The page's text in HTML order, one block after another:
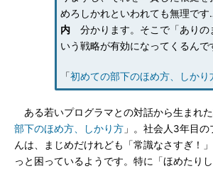
めろしかれといわれても無理です
内分かります。そこで「ありの
いう戦略が有効になってくるんで
「初めての部下のほめ方、しかり
ある若いプログラマとの対話から生まれ
部下のほめ方、しかり方 」。社会人3年目
んは、まじめだけれども「常識なさすぎ！
っと困っているようです。特に「ほめたり